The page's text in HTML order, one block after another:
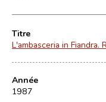
Titre
L'ambasceria in Fiandra.
Année
1987